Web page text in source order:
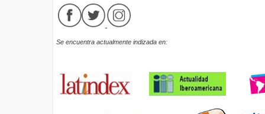
Se encuentra actualmente indizada en: